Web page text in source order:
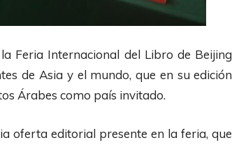
Feria Internacional del Libro de Beijing
de Asia y el mundo, que en su edición
Árabes como país invitado.
oferta editorial presente en la feria, que